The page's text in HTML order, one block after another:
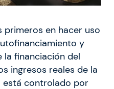
primeros en hacer uso
y
la financiación del
ingresos reales de la
está controlado por